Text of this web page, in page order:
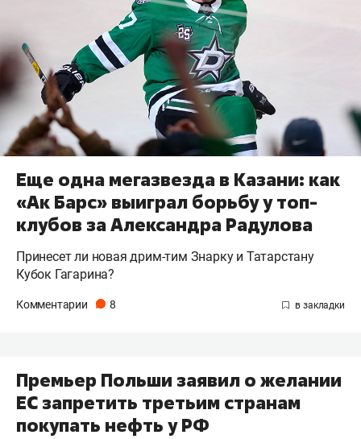
Еще одна мегазвезда в Казани: как
«Ак Барс» выиграл борьбу у топ-
клубов за Александра Радулова
Принесет ли новая дрим-тим Знарку и Татарстану
Кубок Гагарина?
Комментарии 8
Премьер Польши заявил о желании
ЕС запретить третьим странам
покупать нефть у РФ